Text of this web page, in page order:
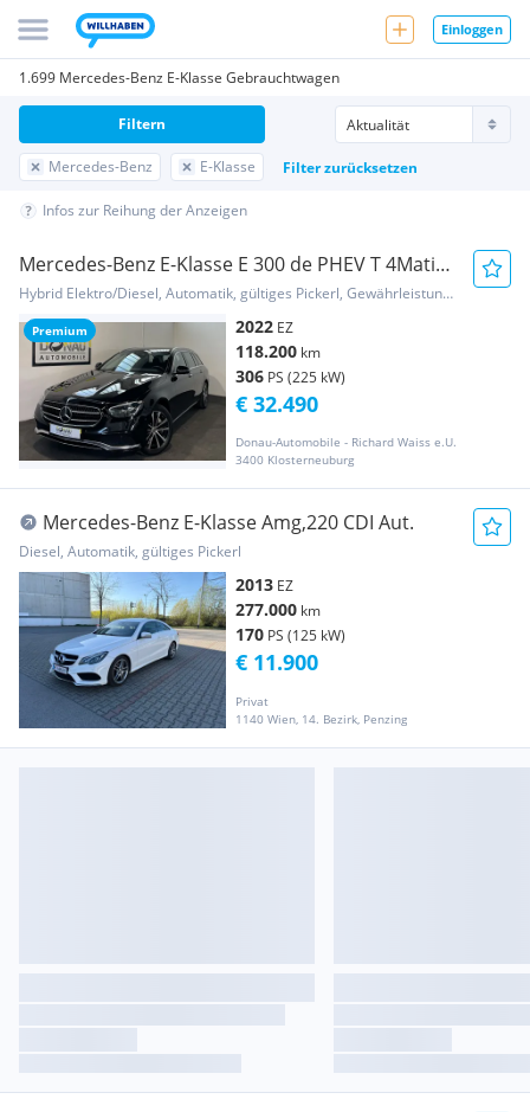
Einloggen
1.699 Mercedes-Benz E-Klasse Gebrauchtwagen
Mercedes-Benz E-Klasse Filter zurücksetzen
Filtern
Infos zur Reihung der Anzeigen
Premium
Mercedes-Benz E-Klasse E 300 de PHEV T 4Matic
Aut. Avantgarde * ACC *...
Hybrid Elektro/Diesel, Automatik, gültiges Pickerl, Gewährleistung, Garantie
2022 EZ
118.200 km
306 PS (225 kW)
Donau-Automobile - Richard Waiss e.U.
3400 Klosterneuburg
€ 32.490
Mercedes-Benz E-Klasse Amg,220 CDI Aut.
Diesel, Automatik, gültiges Pickerl
2013 EZ
277.000 km
170 PS (125 kW)
Privat
1140 Wien, 14. Bezirk, Penzing
€ 11.900